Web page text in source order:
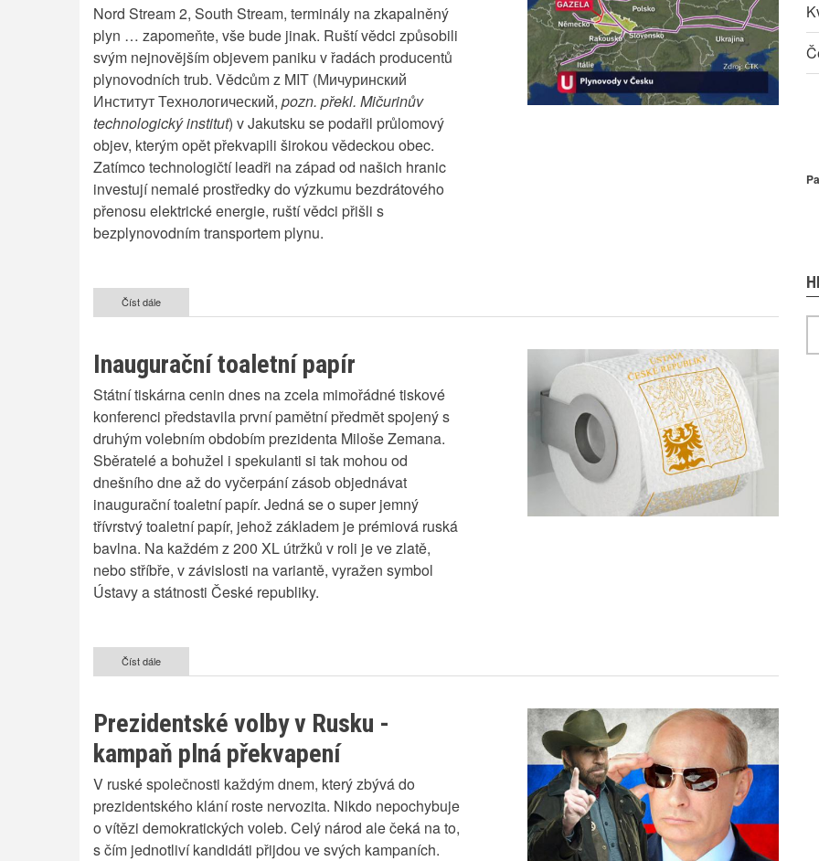
vozidle
má
skrytý
význam
Nord Stream 2, South Stream, terminály na zkapalněný
plyn … zapomeňte, vše bude jinak. Ruští vědci způsobili
svým nejnovějším objevem paniku v řadách producentů
plynovodních trub. Vědcům z MIT (Мичуринский
Институт Технологический, pozn. překl. Mičurinův
technologický institut) v Jakutsku se podařil průlomový
objev, kterým opět překvapili širokou vědeckou obec.
Zatímco technologičtí leadři na západ od našich hranic
investují nemalé prostředky do výzkumu bezdrátového
přenosu elektrické energie, ruští vědci přišli s
bezplynovodním transportem plynu.
Číst dále
Plynárenství
revoluce
přenosu
plynu
Inaugurační toaletní papír
Státní tiskárna cenin dnes na zcela mimořádné tiskové
konferenci představila první pamětní předmět spojený s
druhým volebním obdobím prezidenta Miloše Zemana.
Sběratelé a bohužel i spekulanti si tak mohou od
dnešního dne až do vyčerpání zásob objednávat
inaugurační toaletní papír. Jedná se o super jemný
třívrstvý toaletní papír, jehož základem je prémiová ruská
bavlna. Na každém z 200 XL útržků v roli je ve zlatě,
nebo stříbře, v závislosti na variantě, vyražen symbol
Ústavy a státnosti České republiky.
Číst dále
Inaugurační
Prezidentské volby v Rusku -
kampaň plná překvapení
V ruské společnosti každým dnem, který zbývá do
prezidentského klání roste nervozita. Nikdo nepochybuje
o vítězi demokratických voleb. Celý národ ale čeká na to,
s čím jednotliví kandidáti přijdou ve svých kampaních.